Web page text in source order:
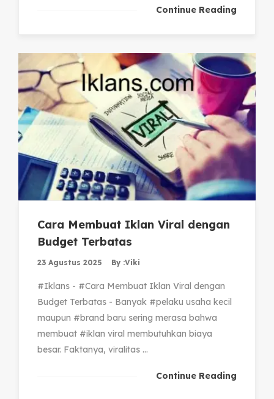
Continue Reading
Cara Membuat Iklan Viral dengan
Budget Terbatas
23 Agustus 2025 By :Viki
#Iklans - #Cara Membuat Iklan Viral dengan
Budget Terbatas - Banyak #pelaku usaha kecil
maupun #brand baru sering merasa bahwa
membuat #iklan viral membutuhkan biaya
besar. Faktanya, viralitas ...
Continue Reading